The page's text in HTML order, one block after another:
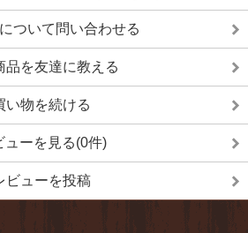
ついて問い合わせる
品を友達に教える
い物を続ける
ューを見る(0件)
ビューを投稿